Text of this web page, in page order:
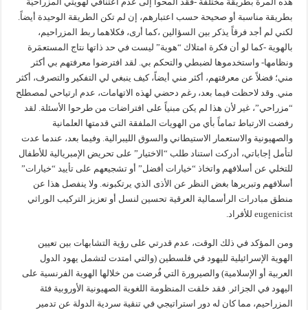
بطريقة مناسبة أو صحيحة حسب اعتبارهم، إن لم تكن الطريقة الوحيدة أيضاً.
لكني لم أجد فرقاً يذكر بين السؤالين ،كما أرى، فكلاهما ربط المزراحيم،
بالهوية -كما لو أن فكرة امتلاك “هوية” ليست في حد ذاتها نتاج المستعمَرة
ونظامها- واستخدموها لضبطي والتحكم بي. لقد افترضوا معرفتهم بي أكثر
مني؛ فضلاً عن معرفتهم، أكثر مني أيضاً، كيف ينبغي لي التفكير والتصرف، أكثر
مني. وقد لاحظت فيما بعد، رغم دحضي لهذه الاتهامات، عدم ارتياحي لمصطلح
“مزراحي”، غير لأن هذا لم يكن مبنياً على افتراضات من طرحوا الأسئلة. لقد
رفضت الارتباط تماماً بأي من الهويات الملفقة التي قدمتها العلمانية
والصهيونية والاستعمار الاستيطاني والسوق الليبرالية. وفيما بعد، عندما عدت
لتأمل إجاباتي، أدركت استناد طلب “الاختيار” على تحريض الإمبريالية للأطفال
للتخلي عن أسلافهم واتخاذ “خيارات أفضل” أو تشجيعهم على تأييد “خيارات”
أسلافهم وتبريرها بغض النظر عن الأذى الذي يرتكبونه. ولا ينفصل هذا عن
منطق مبادرات الرأسمالية العرقية تحسين لنسل أو تعزيز التركيب الوراثي
eugenicist للأفراد.
ومن المؤكد في ذلك الوقت، عدم قدرتي على رؤية التشابهات بين تعيين
الهوية الإسرائيلية لليهود في فلسطين (والتي امتدت لتشمل يهود الدول
العربية أو الإسلامية) والصيرورة التي فُرضت من خلالها الهوية الفرنسية على
اليهود في الجزائر. فقد خلقت المنظومة اللغوية الصهيونية الأوروبية فئة
المزراحيم، مما كان له دور استراتيجي في تنقية سردية الدولة عن تدمير